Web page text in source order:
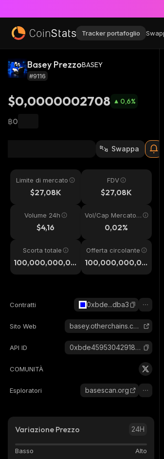
Tracker portafoglio
Basey PrezzoBASEY
#9116
$0,0000002708 0,6%
฿0
Swappa
Limite di mercato
$27,08K
FDV
$27,08K
Volume 24h
$4,16
Vol/Cap Mercato
0,02%
Scorta totale
100,000,000,00
0
Offerta circolante
100,000,000,00
0
Contratti 0xbde...dba3
Sito Web basey.otherchains.com
API ID 0xbde45953042918384816caf05772fff5df23dba3_base
COMUNITÀ
Esploratori basescan.org
Variazione Prezzo 24H
Basso Alto